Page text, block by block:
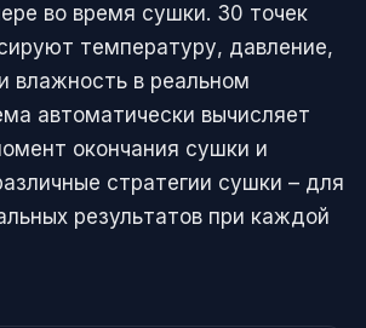
во время сушки. 30 точек
температуру, давление,
влажность в реальном
автоматически вычисляет
окончания сушки и
стратегии сушки – для
результатов при каждой